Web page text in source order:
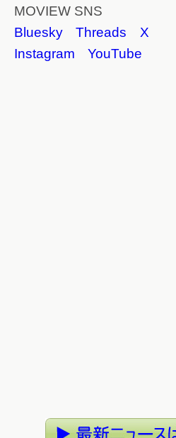
MOVIEW SNS
Bluesky
Threads
X
Instagram
YouTube